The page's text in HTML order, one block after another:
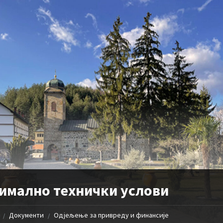
технички услови
/ Документи / Одјељење за привреду и финансије